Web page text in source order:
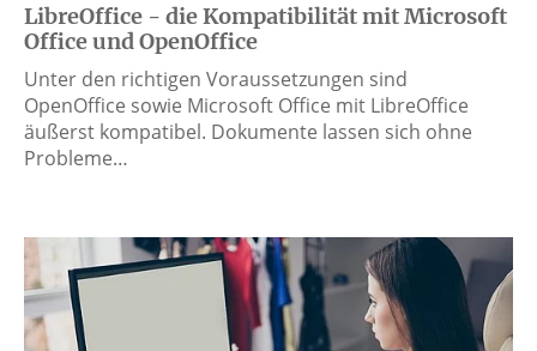
LibreOffice - die Kompatibilität mit Microsoft
Office und OpenOffice
Unter den richtigen Voraussetzungen sind
OpenOffice sowie Microsoft Office mit LibreOffice
äußerst kompatibel. Dokumente lassen sich ohne
Probleme…